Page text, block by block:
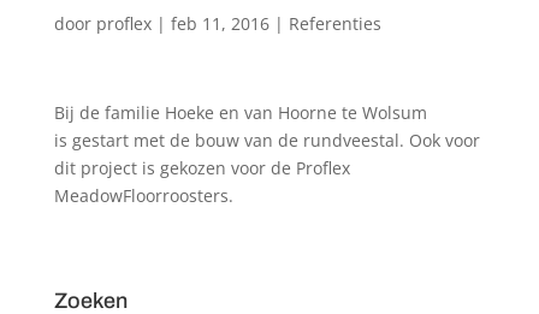
door proflex| feb 11, 2016| Referenties
Bij de familie Hoeke en van Hoorne te Wolsum
is gestart met de bouw van de rundveestal. Ook voor
dit project is gekozen voor de Proflex
MeadowFloorroosters.
Zoeken